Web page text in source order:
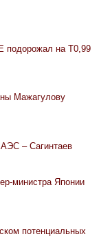
подорожал на Т0,99
Мажагулову
– Сагинтаев
министра Японии
потенциальных